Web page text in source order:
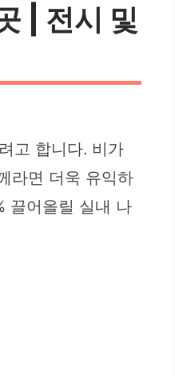
| 전시 및
고 합니다. 비가
라면 더욱 유익하
끌어올릴 실내 나